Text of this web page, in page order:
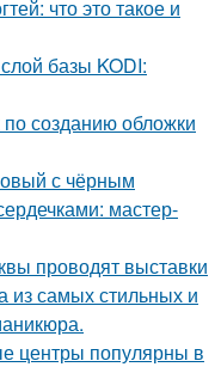
что это такое и
базы KODI:
созданию обложки
с чёрным
мастер-
проводят выставки
из самых стильных и
центры популярны в